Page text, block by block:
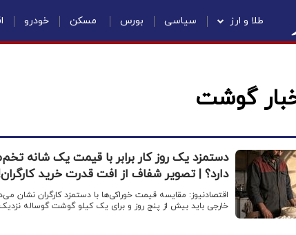
طلا و ارز سیاسی بورس مسکن خودرو
گوشت
دستمزد یک روز کار برابر با قیمت یک شانه
دارد؟ | تصویر شفاف از افت قدرت خرید
خارجی باید بیش از پنج روز و برای یک کیلو گوشت گوساله